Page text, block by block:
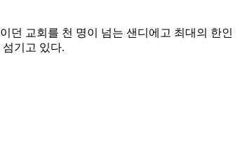
던 교회를 천 명이 넘는 샌디에고 최대의 한인
기고 있다.